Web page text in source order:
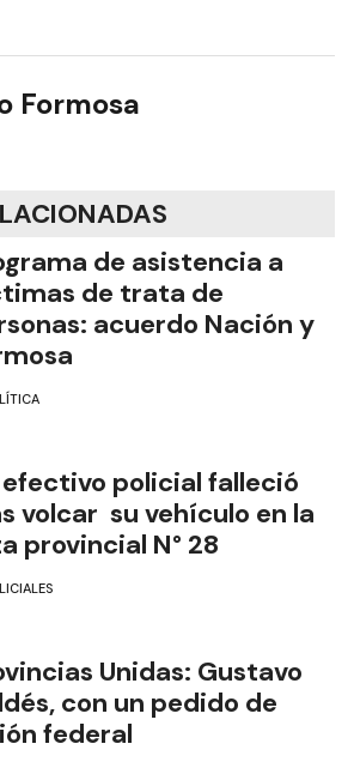
Formosa
de asistencia a
de trata de
acuerdo Nación y
efectivo policial falleció
volcar su vehículo en la
provincial N° 28
Unidas: Gustavo
con un pedido de
federal